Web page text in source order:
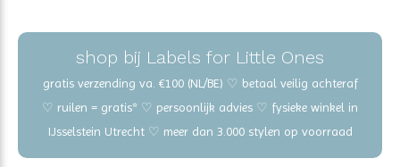
shop bij Labels for Little Ones
gratis verzending va. €100 (NL/BE) ♡ betaal veilig achteraf
♡ ruilen = gratis* ♡ persoonlijk advies ♡ fysieke winkel in
IJsselstein Utrecht ♡ meer dan 3.000 stylen op voorraad